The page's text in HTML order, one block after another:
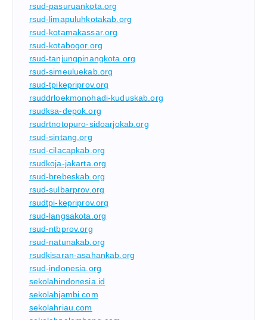
rsud-pasuruankota.org
rsud-limapuluhkotakab.org
rsud-kotamakassar.org
rsud-kotabogor.org
rsud-tanjungpinangkota.org
rsud-simeuluekab.org
rsud-tpikepriprov.org
rsuddrloekmonohadi-kuduskab.org
rsudksa-depok.org
rsudrtnotopuro-sidoarjokab.org
rsud-sintang.org
rsud-cilacapkab.org
rsudkoja-jakarta.org
rsud-brebeskab.org
rsud-sulbarprov.org
rsudtpi-kepriprov.org
rsud-langsakota.org
rsud-ntbprov.org
rsud-natunakab.org
rsudkisaran-asahankab.org
rsud-indonesia.org
sekolahindonesia.id
sekolahjambi.com
sekolahriau.com